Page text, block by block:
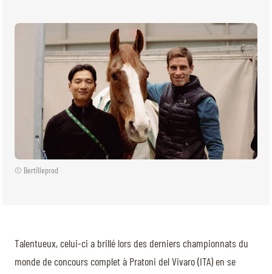
FR EN
© 2026 CHI de Genève. Tous droits réservés
© Bertilleprod
Talentueux, celui-ci a brillé lors des derniers championnats du
monde de concours complet à Pratoni del Vivaro (ITA) en se